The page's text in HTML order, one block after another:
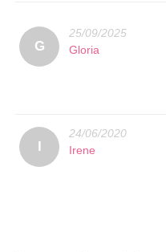
G
25/09/2025
Gloria
24/06/2020
Irene